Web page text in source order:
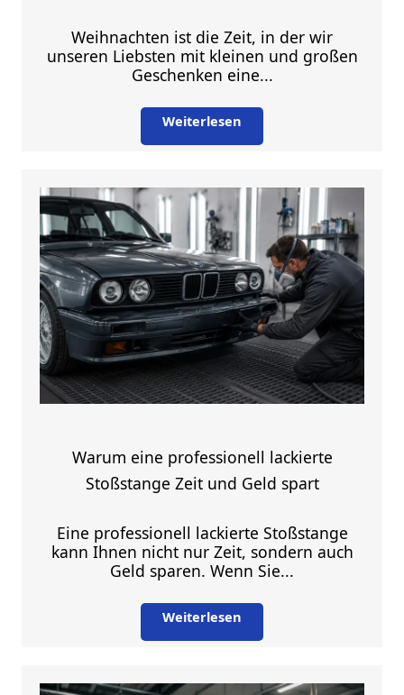
Weihnachten ist die Zeit, in der wir
unseren Liebsten mit kleinen und großen
Geschenken eine...
Weiterlesen
Warum eine professionell lackierte
Stoßstange Zeit und Geld spart
Eine professionell lackierte Stoßstange
kann Ihnen nicht nur Zeit, sondern auch
Geld sparen. Wenn Sie...
Weiterlesen